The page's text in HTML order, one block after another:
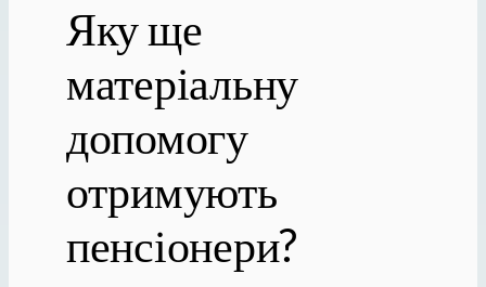
Яку ще
матеріальну
допомогу
отримують
пенсіонери?